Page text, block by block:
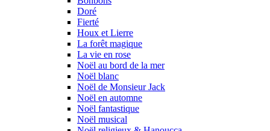
Doré
Fierté
Houx et Lierre
La forêt magique
La vie en rose
Noël au bord de la mer
Noël blanc
Noël de Monsieur Jack
Noël en automne
Noël fantastique
Noël musical